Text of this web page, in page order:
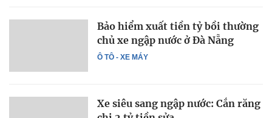
Ô TÔ - XE MÁY
Bảo hiểm xuất tiền tỷ bồi thường
chủ xe ngập nước ở Đà Nẵng
Xe siêu sang ngập nước: Cắn răng